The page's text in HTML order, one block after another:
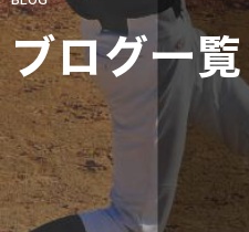
ブログ一覧